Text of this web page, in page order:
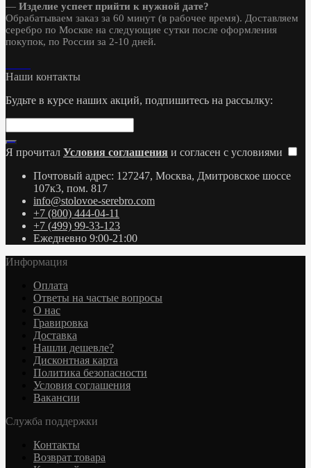
— Изделие успеет прийти к нужной дате?
Обрабатываем заказ за 60 минут (в рабочее время). Доставляем
серебро по Москве на следующие сутки после оформления
покупок, по России за 2-10 дней.
Наши контакты
Будьте в курсе наших акций, подпишитесь на рассылку:
Я прочитал Условия соглашения и согласен с условиями
Почтовый адрес: 127247, Москва, Дмитровское шоссе
107к3, пом. 817
info@stolovoe-serebro.com
+7 (800) 444-04-11
+7 (499) 99-33-123
Ежедневно 9:00-21:00
Информация
Оплата
Ответы на частые вопросы
О нас
Гравировка
Доставка
Нашли дешевле?
Дисконтная карта
Политика безопасности
Условия соглашения
Вакансии
Служба поддержки
Контакты
Возврат товара